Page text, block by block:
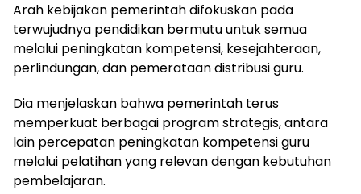
Arah kebijakan pemerintah difokuskan pada
terwujudnya pendidikan bermutu untuk semua
melalui peningkatan kompetensi, kesejahteraan,
perlindungan, dan pemerataan distribusi guru.
Dia menjelaskan bahwa pemerintah terus
memperkuat berbagai program strategis, antara
lain percepatan peningkatan kompetensi guru
melalui pelatihan yang relevan dengan kebutuhan
pembelajaran.